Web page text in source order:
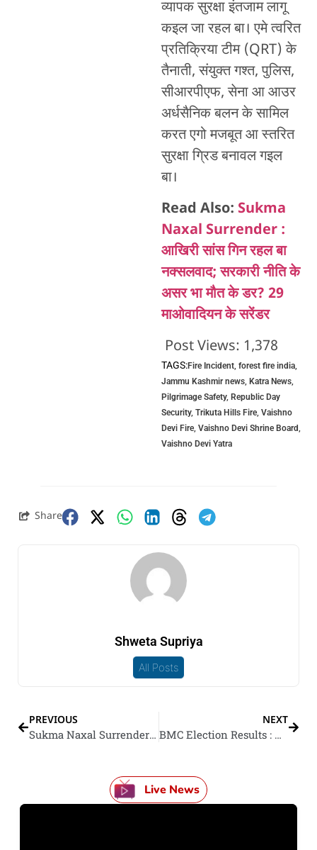
व्यापक सुरक्षा इंतजाम लागू
कइल जा रहल बा। एमे त्वरित
प्रतिक्रिया टीम (QRT) के
तैनाती, संयुक्त गश्त, पुलिस,
सीआरपीएफ, सेना आ आउर
अर्धसैनिक बलन के सामिल
करत एगो मजबूत आ स्तरित
सुरक्षा ग्रिड बनावल गइल
बा।
Read Also: Sukma
Naxal Surrender :
आखिरी सांस गिन रहल बा
नक्सलवाद; सरकारी नीति के
असर भा मौत के डर? 29
माओवादियन के सरेंडर
Post Views: 1,378
TAGS:Fire Incident, forest fire india,
Jammu Kashmir news, Katra News,
Pilgrimage Safety, Republic Day
Security, Trikuta Hills Fire, Vaishno
Devi Fire, Vaishno Devi Shrine Board,
Vaishno Devi Yatra
Share
Shweta Supriya
All Posts
PREVIOUS
Sukma Naxal Surrender : आखिरी सांस गिन रहल बा नक्सलवाद; सरकारी नीति के असर भा मौत के डर? 29 माओवादियन के सरेंडर
NEXT
BMC Election Results : बीएमसी के सब चुनावी नतीजा घोषित, भाजपा-शिंदे गुट के साफ बहुमत; राज ठाकरे के MNS ओवैसी के पार्टी से पीछे
Live News